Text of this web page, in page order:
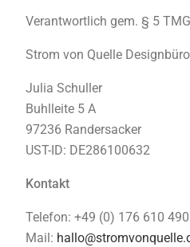
Verantwortlich gem. § 5
Strom von Quelle Designbüro
Julia Schuller
Buhlleite 5 A
97236 Randersacker
UST-ID: DE286100632
Kontakt
Telefon: +49 (0) 176 610
Mail: